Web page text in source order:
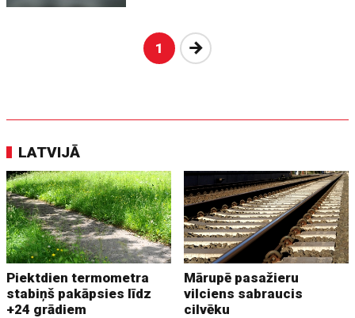
1 Nākošā
LATVIJĀ
Piektdien termometra
stabiņš pakāpsies līdz
+24 grādiem
Mārupē pasažieru
vilciens sabraucis
cilvēku